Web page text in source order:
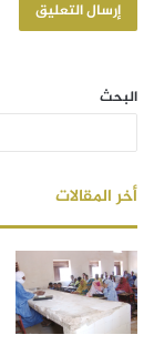
البحث
أخر المقالات